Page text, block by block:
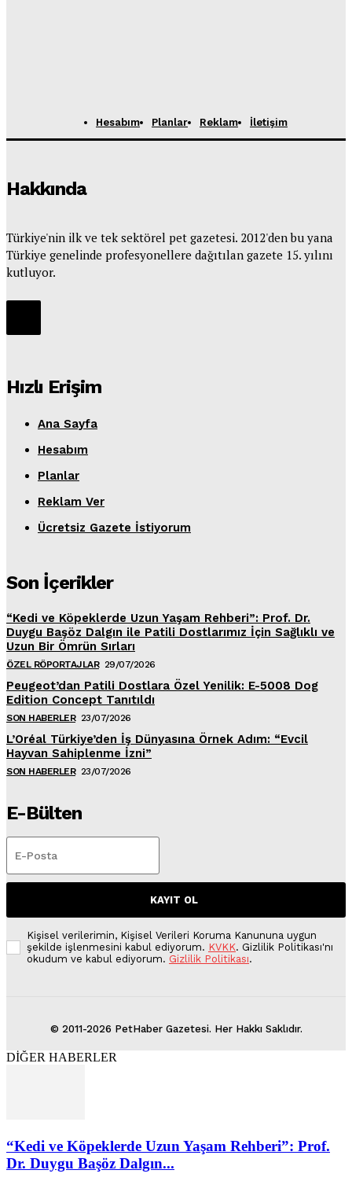
Hesabım Planlar Reklam İletişim
Hakkında
Türkiye'nin ilk ve tek sektörel pet gazetesi. 2012'den bu yana
Türkiye genelinde profesyonellere dağıtılan gazete 15. yılını
kutluyor.
Hızlı Erişim
Ana Sayfa
Hesabım
Planlar
Reklam Ver
Ücretsiz Gazete İstiyorum
Son İçerikler
“Kedi ve Köpeklerde Uzun Yaşam Rehberi”: Prof. Dr.
Duygu Başöz Dalgın ile Patili Dostlarımız İçin Sağlıklı ve
Uzun Bir Ömrün Sırları
ÖZEL RÖPORTAJLAR 29/07/2026
Peugeot’dan Patili Dostlara Özel Yenilik: E-5008 Dog
Edition Concept Tanıtıldı
SON HABERLER 23/07/2026
L’Oréal Türkiye’den İş Dünyasına Örnek Adım: “Evcil
Hayvan Sahiplenme İzni”
SON HABERLER 23/07/2026
E-Bülten
KAYIT OL
Kişisel verilerimin, Kişisel Verileri Koruma Kanununa uygun
şekilde işlenmesini kabul ediyorum. KVKK. Gizlilik Politikası'nı
okudum ve kabul ediyorum. Gizlilik Politikası.
© 2011-2026 PetHaber Gazetesi. Her Hakkı Saklıdır.
DİĞER HABERLER
“Kedi ve Köpeklerde Uzun Yaşam Rehberi”: Prof.
Dr. Duygu Başöz Dalgın...